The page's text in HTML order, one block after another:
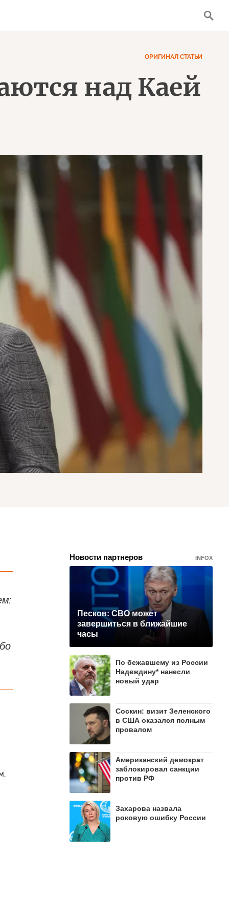
ОРИГИНАЛ СТАТЬИ
над Каей
Новости партнеров INFOX
Песков: СВО может
завершиться в ближайшие
часы
По бежавшему из России
Надеждину* нанесли
новый удар
Соскин: визит Зеленского
в США оказался полным
провалом
Американский демократ
заблокировал санкции
против РФ
Захарова назвала
роковую ошибку России